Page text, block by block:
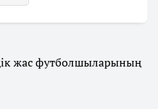
жас футболшыларының